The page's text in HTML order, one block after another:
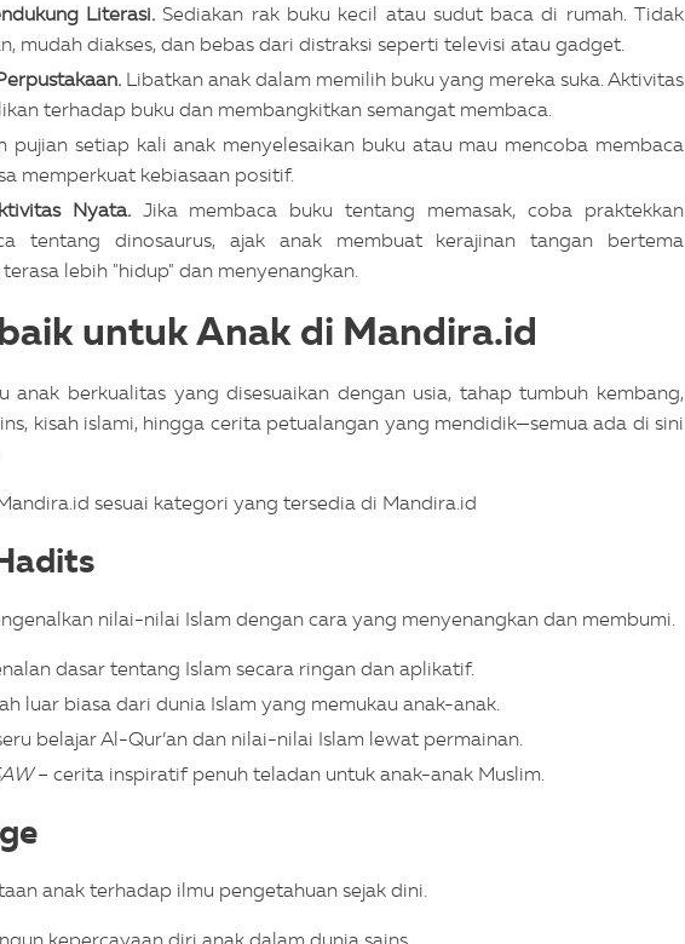
Literasi.Sediakan rak buku kecil atau sudut baca di rumah. Tidak
mudah diakses, dan bebas dari distraksi seperti televisi atau gadget.
Libatkan anak dalam memilih buku yang mereka suka. Aktivitas
terhadap buku dan membangkitkan semangat membaca.
pujian setiap kali anak menyelesaikan buku atau mau mencoba membaca
memperkuat kebiasaan positif.
Nyata. Jika membaca buku tentang memasak, coba praktekkan
tentang dinosaurus, ajak anak membuat kerajinan tangan bertema
lebih "hidup" dan menyenangkan.
untuk Anak di Mandira.id
anak berkualitas yang disesuaikan dengan usia, tahap tumbuh kembang,
kisah islami, hingga cerita petualangan yang mendidik—semua ada di sini
sesuai kategori yang tersedia di Mandira.id
nilai-nilai Islam dengan cara yang menyenangkan dan membumi.
dasar tentang Islam secara ringan dan aplikatif.
luar biasa dari dunia Islam yang memukau anak-anak.
belajar Al-Qur’an dan nilai-nilai Islam lewat permainan.
– cerita inspiratif penuh teladan untuk anak-anak Muslim.
anak terhadap ilmu pengetahuan sejak dini.
kepercayaan diri anak dalam dunia sains.